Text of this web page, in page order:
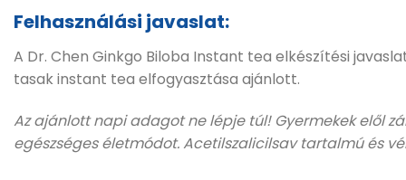
Felhasználási javaslat:
A Dr. Chen Ginkgo Biloba Instant tea elkészítési
tasak instant tea elfogyasztása ajánlott.
Az ajánlott napi adagot ne lépje túl! Gyermekek elől
egészséges életmódot. Acetilszalicilsav tartalmú és